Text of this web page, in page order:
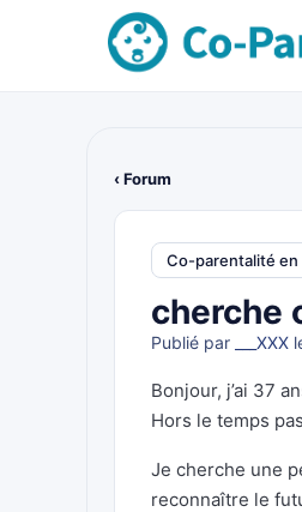
‹ Forum
Co-parentalité en
cherche
Publié par ___XXX
Bonjour, j’ai 37
Hors le temps
Je cherche une
reconnaître le